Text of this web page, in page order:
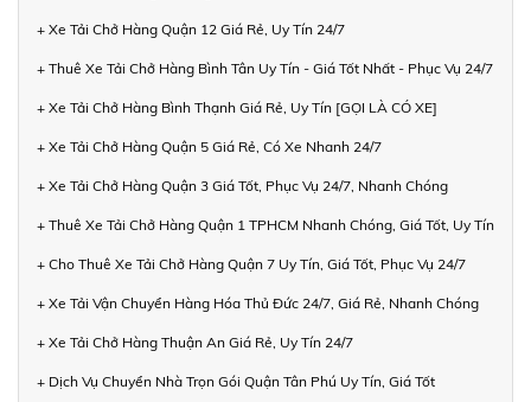
+ Xe Tải Chở Hàng Quận 12 Giá Rẻ, Uy Tín 24/7
+ Thuê Xe Tải Chở Hàng Bình Tân Uy Tín - Giá Tốt Nhất - Phục Vụ 24/7
+ Xe Tải Chở Hàng Bình Thạnh Giá Rẻ, Uy Tín [GỌI LÀ CÓ XE]
+ Xe Tải Chở Hàng Quận 5 Giá Rẻ, Có Xe Nhanh 24/7
+ Xe Tải Chở Hàng Quận 3 Giá Tốt, Phục Vụ 24/7, Nhanh Chóng
+ Thuê Xe Tải Chở Hàng Quận 1 TPHCM Nhanh Chóng, Giá Tốt, Uy Tín
+ Cho Thuê Xe Tải Chở Hàng Quận 7 Uy Tín, Giá Tốt, Phục Vụ 24/7
+ Xe Tải Vận Chuyển Hàng Hóa Thủ Đức 24/7, Giá Rẻ, Nhanh Chóng
+ Xe Tải Chở Hàng Thuận An Giá Rẻ, Uy Tín 24/7
+ Dịch Vụ Chuyển Nhà Trọn Gói Quận Tân Phú Uy Tín, Giá Tốt